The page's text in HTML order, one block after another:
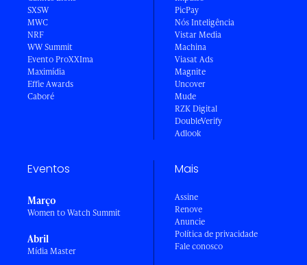
SXSW
MWC
NRF
WW Summit
Evento ProXXIma
Maximídia
Effie Awards
Caboré
PicPay
Nós Inteligência
Vistar Media
Machina
Viasat Ads
Magnite
Uncover
Mude
RZK Digital
DoubleVerify
Adlook
Eventos
Março
Women to Watch Summit
Abril
Mídia Master
Mais
Assine
Renove
Anuncie
Política de privacidade
Fale conosco